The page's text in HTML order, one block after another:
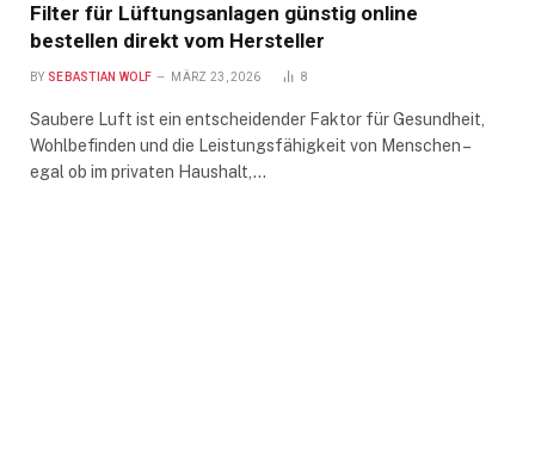
Filter für Lüftungsanlagen günstig online
bestellen direkt vom Hersteller
BY SEBASTIAN WOLF MÄRZ 23, 2026 8
Saubere Luft ist ein entscheidender Faktor für Gesundheit,
Wohlbefinden und die Leistungsfähigkeit von Menschen –
egal ob im privaten Haushalt,…